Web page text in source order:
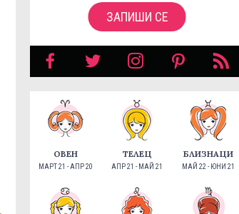
ЗАПИШИ СЕ
ОВЕН
МАРТ 21 - АПР 20
ТЕЛЕЦ
АПР 21 - МАЙ 21
БЛИЗНАЦИ
МАЙ 22 - ЮНИ 21